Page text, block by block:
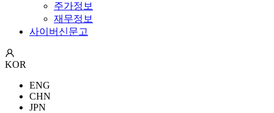
주가정보
재무정보
사이버신문고
KOR
ENG
CHN
JPN